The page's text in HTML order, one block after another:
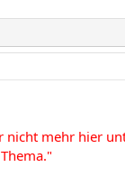
mehr hier